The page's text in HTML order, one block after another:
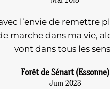
l’envie de remettre
marche dans ma vie,
vont dans tous les
Forêt de Sénart (Essonne)
Juin 2023